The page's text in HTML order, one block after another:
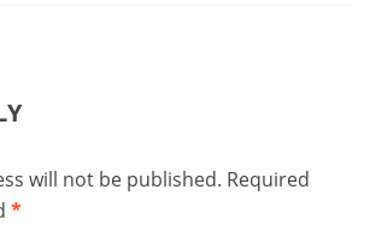
will not be published. Required
*